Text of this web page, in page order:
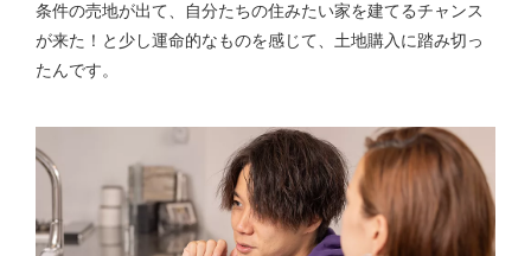
条件の売地が出て、自分たちの住みたい家を建てるチャンス
が来た！と少し運命的なものを感じて、土地購入に踏み切っ
たんです。